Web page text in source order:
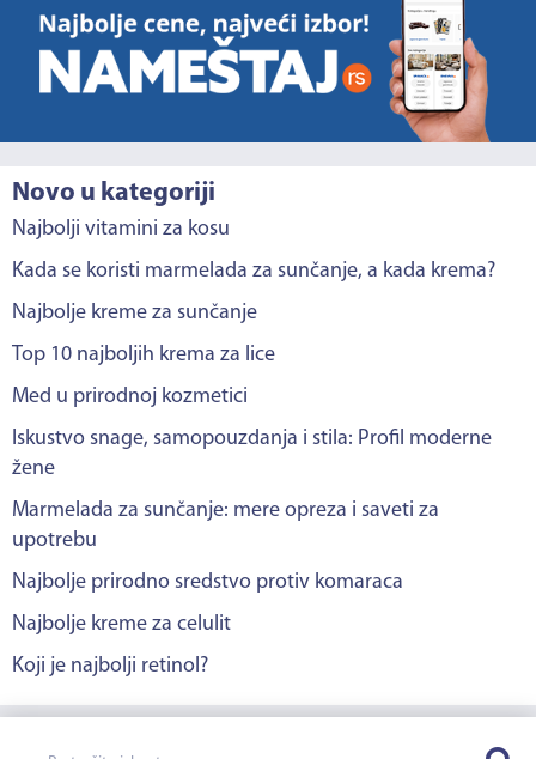
Novo u kategoriji
Najbolji vitamini za kosu
Kada se koristi marmelada za sunčanje, a kada krema?
Najbolje kreme za sunčanje
Top 10 najboljih krema za lice
Med u prirodnoj kozmetici
Iskustvo snage, samopouzdanja i stila: Profil moderne
žene
Marmelada za sunčanje: mere opreza i saveti za
upotrebu
Najbolje prirodno sredstvo protiv komaraca
Najbolje kreme za celulit
Koji je najbolji retinol?